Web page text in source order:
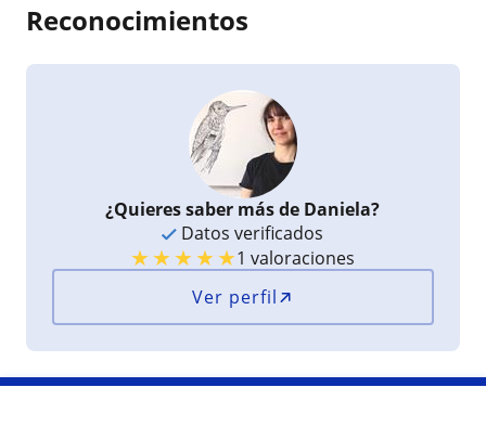
Reconocimientos
¿Quieres saber más de Daniela?
Datos verificados
★★★★★1 valoraciones
Ver perfil